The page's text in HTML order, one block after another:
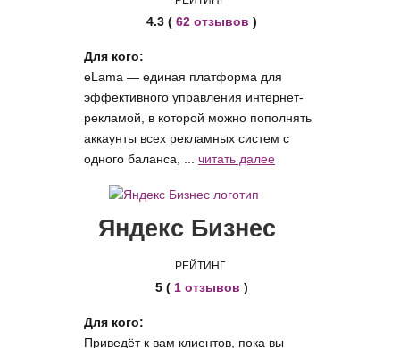
4.3 ( 62 отзывов )
Для кого:
eLama — единая платформа для
эффективного управления интернет-
рекламой, в которой можно пополнять
аккаунты всех рекламных систем с
одного баланса, ... читать далее
Яндекс Бизнес
РЕЙТИНГ
5 ( 1 отзывов )
Для кого:
Приведёт к вам клиентов, пока вы